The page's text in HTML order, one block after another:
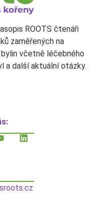
ROOTS čtenáři
zaměřených na
včetně léčebného
a další aktuální otázky.